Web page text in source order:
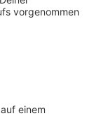
für
und